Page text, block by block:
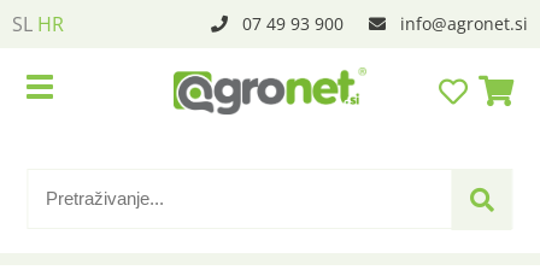
SL HR 07 49 93 900 info agronet.si